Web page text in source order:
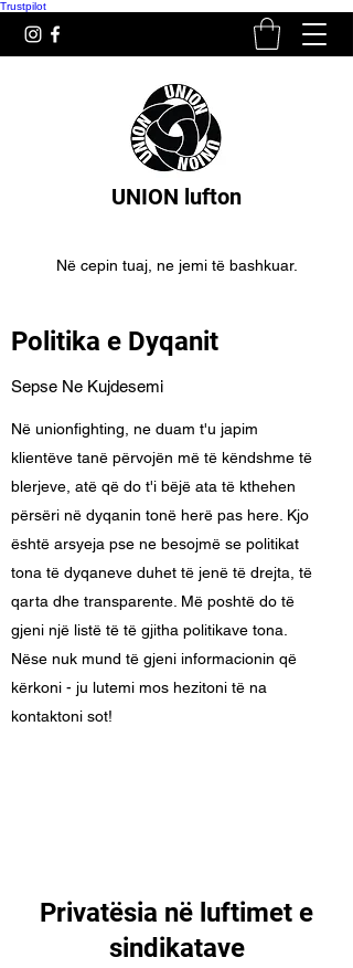
Trustpilot
UNION lufton
Në cepin tuaj, ne jemi të bashkuar.
Politika e Dyqanit
Sepse Ne Kujdesemi
Në unionfighting, ne duam t'u japim
klientëve tanë përvojën më të këndshme të
blerjeve, atë që do t'i bëjë ata të kthehen
përsëri në dyqanin tonë herë pas here. Kjo
është arsyeja pse ne besojmë se politikat
tona të dyqaneve duhet të jenë të drejta, të
qarta dhe transparente. Më poshtë do të
gjeni një listë të të gjitha politikave tona.
Nëse nuk mund të gjeni informacionin që
kërkoni - ju lutemi mos hezitoni të na
kontaktoni sot!
Privatësia në luftimet e
sindikatave